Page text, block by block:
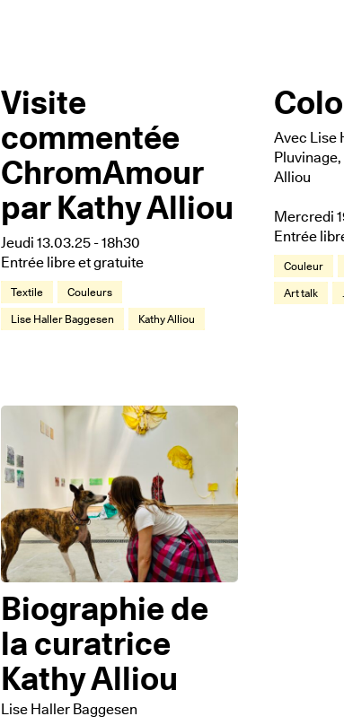
Visite
commentée
ChromAmour
par Kathy Alliou
Jeudi 13.03.25 - 18h30
Entrée libre et gratuite
Textile
Couleurs
Lise Haller Baggesen
Kathy Alliou
Avec Lise
Alliou
Mercredi
Entrée
Couleur
Art talk
Biographie de
la curatrice
Kathy Alliou
Lise Haller Baggesen